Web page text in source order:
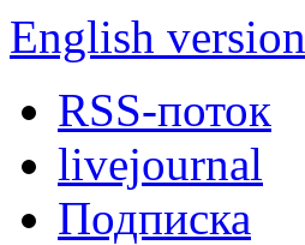
English version
RSS-поток
livejournal
Подписка